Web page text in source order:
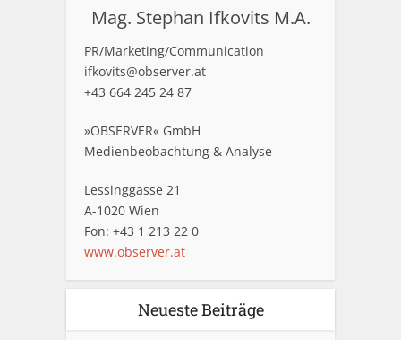
Mag. Stephan Ifkovits M.A.
PR/Marketing/Communication
ifkovits@observer.at
+43 664 245 24 87
»OBSERVER« GmbH
Medienbeobachtung & Analyse
Lessinggasse 21
A-1020 Wien
Fon: +43 1 213 22 0
www.observer.at
Neueste Beiträge